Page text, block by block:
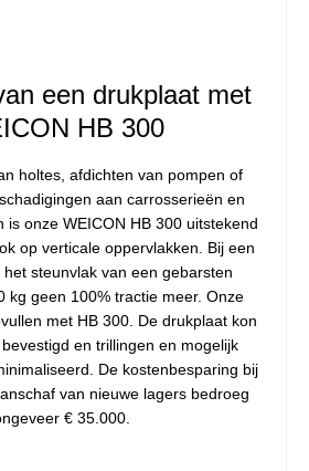
een drukplaat met
HB 300
holtes, afdichten van pompen of
aan carrosserieën en
is onze WEICON HB 300 uitstekend
op verticale oppervlakken. Bij een
steunvlak van een gebarsten
kg geen 100% tractie meer. Onze
met HB 300. De drukplaat kon
en trillingen en mogelijk
De kostenbesparing bij
van nieuwe lagers bedroeg
€ 35.000.